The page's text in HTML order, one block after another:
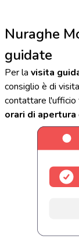
Nuraghe
guidate
Per la visita
consiglio è di
contattare l'ufficio
orari di apertura